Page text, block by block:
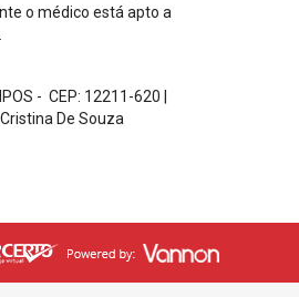
o médico está apto a
- CEP: 12211-620
De Souza